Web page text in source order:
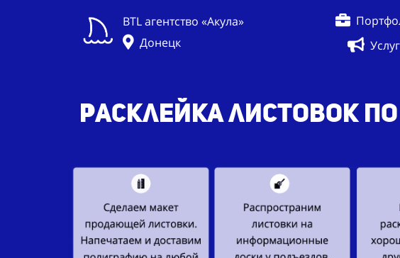
BTL агентство «Акула»
Донецк
Расклейка листовок